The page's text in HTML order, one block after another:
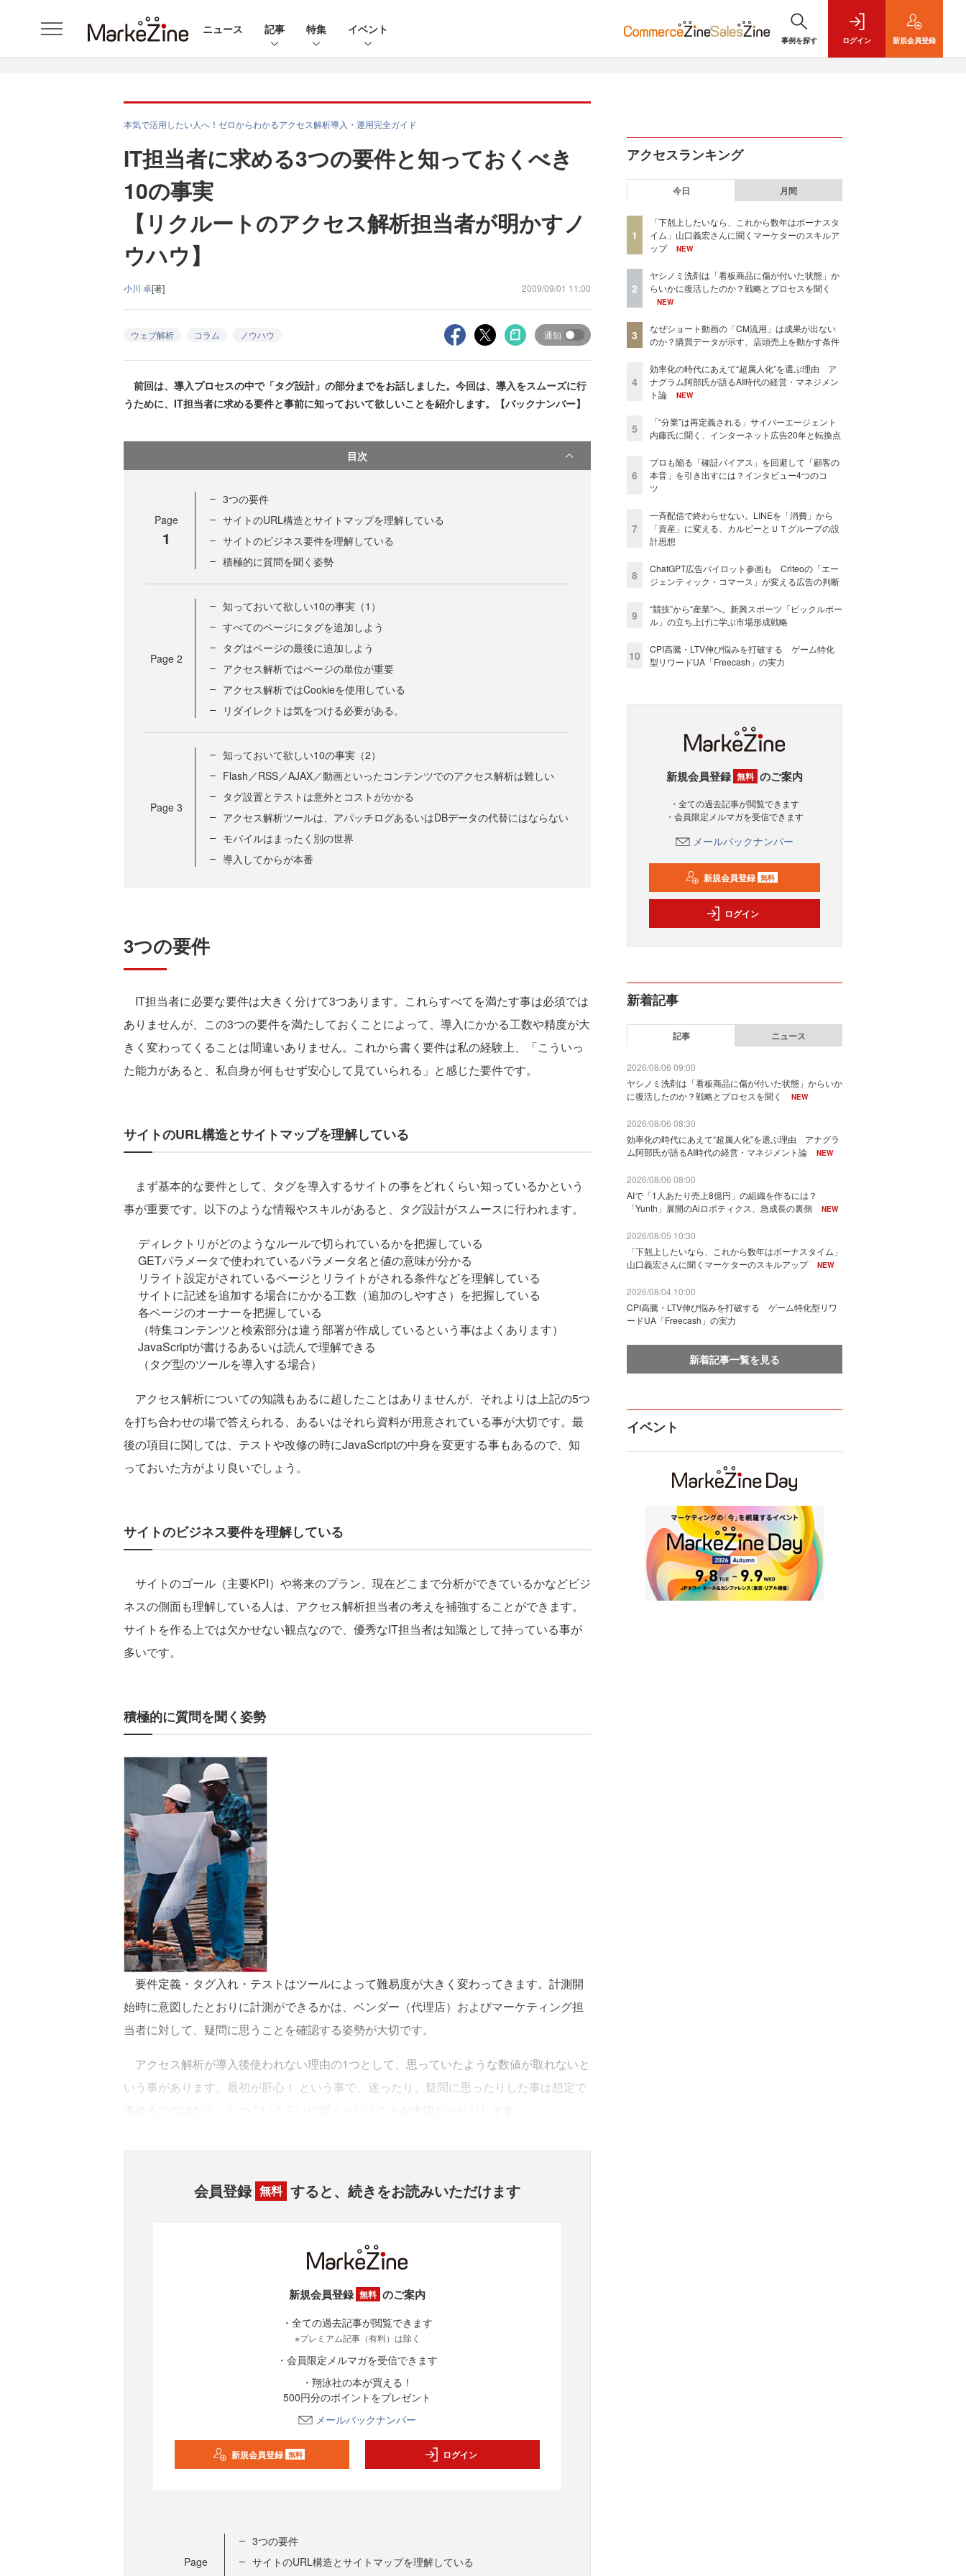
ニュース 記事 特集 イベント
事例を探す ログイン 新規会員登録
本気で活用したい人へ！ゼロからわかるアクセス解析導入・運用完全ガイド
IT担当者に求める3つの要件と知っておくべき
10の事実
【リクルートのアクセス解析担当者が明かすノ
ウハウ】
小川 卓[著] 2009/09/01 11:00
ウェブ解析 コラム ノウハウ 通知
前回は、導入プロセスの中で「タグ設計」の部分までをお話しました。今回は、導入をスムーズに行
うために、IT担当者に求める要件と事前に知っておいて欲しいことを紹介します。【バックナンバー】
目次
Page
1
3つの要件
サイトのURL構造とサイトマップを理解している
サイトのビジネス要件を理解している
積極的に質問を聞く姿勢
Page 2
知っておいて欲しい10の事実（1）
すべてのページにタグを追加しよう
タグはページの最後に追加しよう
アクセス解析ではページの単位が重要
アクセス解析ではCookieを使用している
リダイレクトは気をつける必要がある。
Page 3
知っておいて欲しい10の事実（2）
Flash／RSS／AJAX／動画といったコンテンツでのアクセス解析は難しい
タグ設置とテストは意外とコストがかかる
アクセス解析ツールは、アパッチログあるいはDBデータの代替にはならない
モバイルはまったく別の世界
導入してからが本番
3つの要件
IT担当者に必要な要件は大きく分けて3つあります。これらすべてを満たす事は必須では
ありませんが、この3つの要件を満たしておくことによって、導入にかかる工数や精度が大
きく変わってくることは間違いありません。これから書く要件は私の経験上、「こういっ
た能力があると、私自身が何もせず安心して見ていられる」と感じた要件です。
サイトのURL構造とサイトマップを理解している
まず基本的な要件として、タグを導入するサイトの事をどれくらい知っているかという
事が重要です。以下のような情報やスキルがあると、タグ設計がスムースに行われます。
ディレクトリがどのようなルールで切られているかを把握している
GETパラメータで使われているパラメータ名と値の意味が分かる
リライト設定がされているページとリライトがされる条件などを理解している
サイトに記述を追加する場合にかかる工数（追加のしやすさ）を把握している
各ページのオーナーを把握している
（特集コンテンツと検索部分は違う部署が作成しているという事はよくあります）
JavaScriptが書けるあるいは読んで理解できる
（タグ型のツールを導入する場合）
アクセス解析についての知識もあるに超したことはありませんが、それよりは上記の5つ
を打ち合わせの場で答えられる、あるいはそれら資料が用意されている事が大切です。最
後の項目に関しては、テストや改修の時にJavaScriptの中身を変更する事もあるので、知
っておいた方がより良いでしょう。
サイトのビジネス要件を理解している
サイトのゴール（主要KPI）や将来のプラン、現在どこまで分析ができているかなどビジ
ネスの側面も理解している人は、アクセス解析担当者の考えを補強することができます。
サイトを作る上では欠かせない観点なので、優秀なIT担当者は知識として持っている事が
多いです。
積極的に質問を聞く姿勢
要件定義・タグ入れ・テストはツールによって難易度が大きく変わってきます。計測開
始時に意図したとおりに計測ができるかは、ベンダー（代理店）およびマーケティング担
当者に対して、疑問に思うことを確認する姿勢が大切です。
アクセス解析が導入後使われない理由の1つとして、思っていたような数値が取れないと
いう事があります。最初が肝心！ という事で、迷ったり、疑問に思ったりした事は想定で
会員登録 無料 すると、続きをお読みいただけます
新規会員登録 無料 のご案内
・全ての過去記事が閲覧できます
※プレミアム記事（有料）は除く
・会員限定メルマガを受信できます
・翔泳社の本が買える！
500円分のポイントをプレゼント
メールバックナンバー
新規会員登録 無料 ログイン
Page
3つの要件
サイトのURL構造とサイトマップを理解している
アクセスランキング
今日 月間
1
「下剋上したいなら、これから数年はボーナスタ
イム」山口義宏さんに聞くマーケターのスキルア
ップ
NEW
2
ヤシノミ洗剤は「看板商品に傷が付いた状態」か
らいかに復活したのか？戦略とプロセスを聞く
NEW
3
なぜショート動画の「CM流用」は成果が出ない
のか？購買データが示す、店頭売上を動かす条件
4
効率化の時代にあえて“超属人化”を選ぶ理由 ア
ナグラム阿部氏が語るAI時代の経営・マネジメン
ト論
NEW
5
「“分業”は再定義される」サイバーエージェント
内藤氏に聞く、インターネット広告20年と転換点
6
プロも陥る「確証バイアス」を回避して「顧客の
本音」を引き出すには？インタビュー4つのコ
ツ
7
一斉配信で終わらせない。LINEを「消費」から
「資産」に変える、カルビーとＵＴグループの設
計思想
8
ChatGPT広告パイロット参画も Criteoの「エー
ジェンティック・コマース」が変える広告の判断
9
“競技”から“産業”へ。新興スポーツ「ピックルボー
ル」の立ち上げに学ぶ市場形成戦略
10
CPI高騰・LTV伸び悩みを打破する ゲーム特化
型リワードUA「Freecash」の実力
新規会員登録 無料 のご案内
・全ての過去記事が閲覧できます
・会員限定メルマガを受信できます
メールバックナンバー
新規会員登録 無料
ログイン
新着記事
記事 ニュース
2026/08/06 09:00
ヤシノミ洗剤は「看板商品に傷が付いた状態」からいか
に復活したのか？戦略とプロセスを聞く
NEW
2026/08/06 08:30
効率化の時代にあえて“超属人化”を選ぶ理由 アナグラ
ム阿部氏が語るAI時代の経営・マネジメント論
NEW
2026/08/06 08:00
AIで「1人あたり売上8億円」の組織を作るには？
「Yunth」展開のAiロボティクス、急成長の裏側
NEW
2026/08/05 10:30
「下剋上したいなら、これから数年はボーナスタイム」
山口義宏さんに聞くマーケターのスキルアップ
NEW
2026/08/04 10:00
CPI高騰・LTV伸び悩みを打破する ゲーム特化型リワ
ードUA「Freecash」の実力
新着記事一覧を見る
イベント